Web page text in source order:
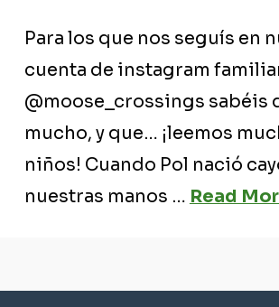
Para los que nos seguís en
cuenta de instagram
@moose_crossings sabéis
mucho, y que… ¡leemos
niños! Cuando Pol nació
nuestras manos … Read